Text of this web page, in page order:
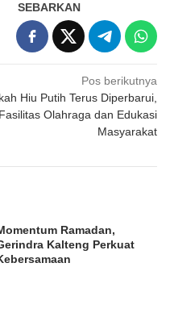
SEBARKAN
Pos berikutnya
Hiu Putih Terus Diperbarui,
Olahraga dan Edukasi
Masyarakat
Ramadan,
Kalteng Perkuat